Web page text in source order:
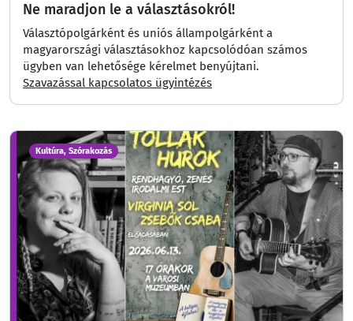
Ne maradjon le a választásokról!
Választópolgárként és uniós állampolgárként a
magyarországi választásokhoz kapcsolódóan számos
ügyben van lehetősége kérelmet benyújtani.
Szavazással kapcsolatos ügyintézés
Kultúra, Szórakozás